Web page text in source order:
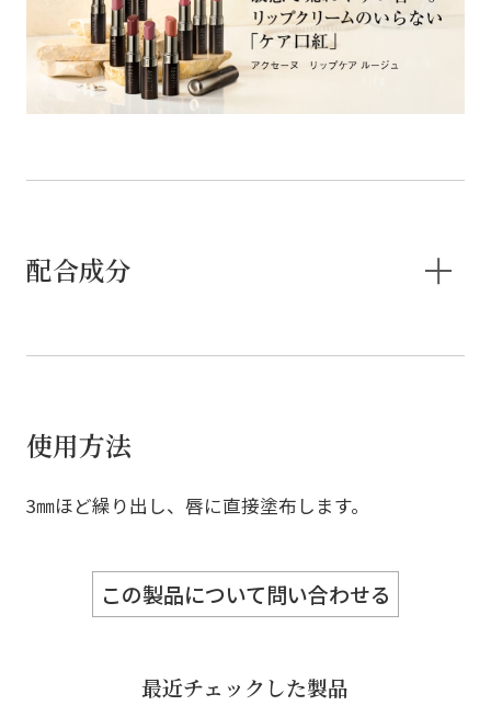
配合成分
使用方法
3㎜ほど繰り出し、唇に直接塗布します。
この製品について問い合わせる
最近チェックした製品